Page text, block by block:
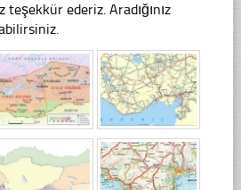
ederiz. Aradığınız